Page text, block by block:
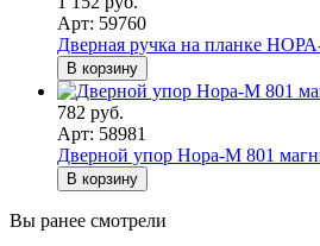
Арт: 59760
Дверная ручка на планке
В корзину
782 руб.
Арт: 58981
Дверной упор Нора-М 801
В корзину
Вы ранее смотрели